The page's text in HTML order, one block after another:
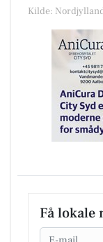
Kilde:
Få lokale
Email